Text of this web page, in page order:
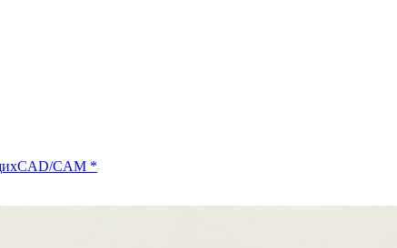
CAD/CAM *